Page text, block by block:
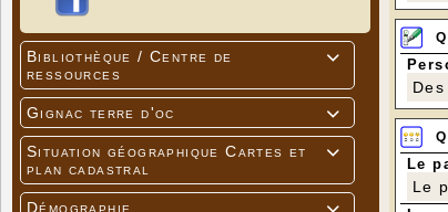

Bibliothèque / Centre de
ressources

Gignac terre d'oc

Situation géographique Cartes et
plan cadastral
Démographie
Le
Le